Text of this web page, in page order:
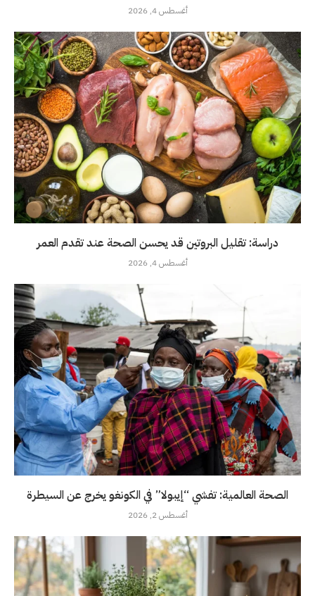
أغسطس 4, 2026
دراسة: تقليل البروتين قد يحسن الصحة عند تقدم العمر
أغسطس 4, 2026
الصحة العالمية: تفشي “إيبولا” في الكونغو يخرج عن السيطرة
أغسطس 2, 2026